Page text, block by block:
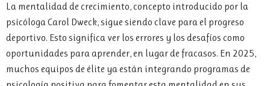
La mentalidad de crecimiento, concepto introducido por la
psicóloga Carol Dweck, sigue siendo clave para el progreso
deportivo. Esto significa ver los errores y los desafíos como
oportunidades para aprender, en lugar de fracasos. En 2025,
muchos equipos de élite ya están integrando programas de